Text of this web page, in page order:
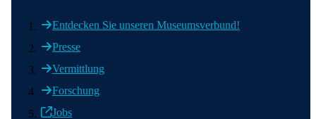
Entdecken Sie unseren Museumsverbund!
Presse
Vermittlung
Forschung
Jobs